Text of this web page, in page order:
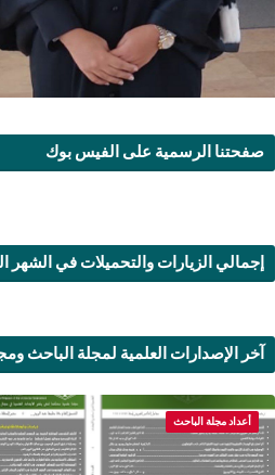
صفحتنا الرسمية على الفيس بوك
إجمالي الزيارات والتحميلات في الشهر
آخر الإصدارات العلمية لمجلة الباحث
أعداد مجلة الباحث